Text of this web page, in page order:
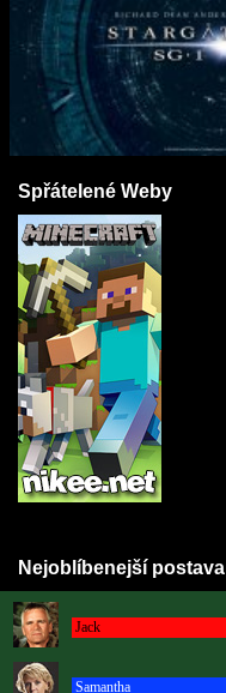
Spřátelené Weby
Nejoblíbenejší postava